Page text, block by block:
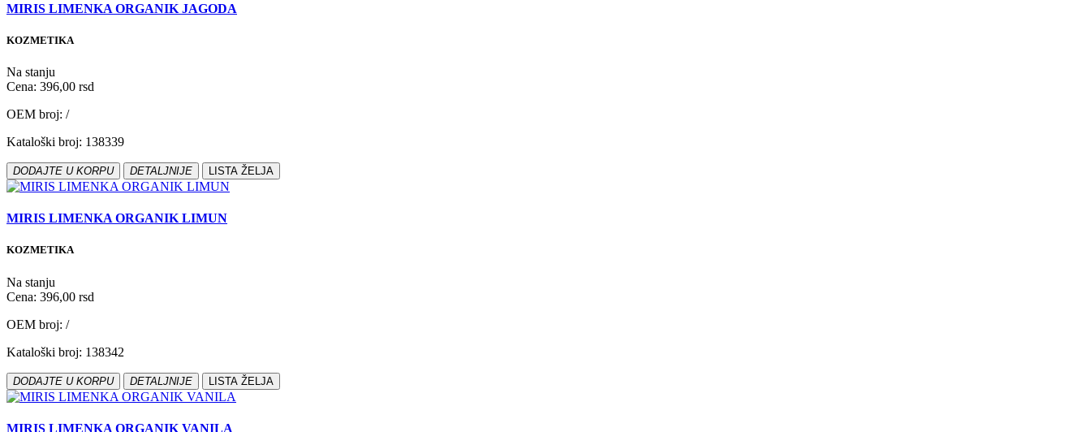
MIRIS LIMENKA ORGANIK JAGODA
KOZMETIKA
Na stanju
Cena: 396,00 rsd
OEM broj: /
Kataloški broj: 138339
DODAJTE U KORPU DETALJNIJE LISTA ŽELJA
MIRIS LIMENKA ORGANIK LIMUN
KOZMETIKA
Na stanju
Cena: 396,00 rsd
OEM broj: /
Kataloški broj: 138342
DODAJTE U KORPU DETALJNIJE LISTA ŽELJA
MIRIS LIMENKA ORGANIK VANILA